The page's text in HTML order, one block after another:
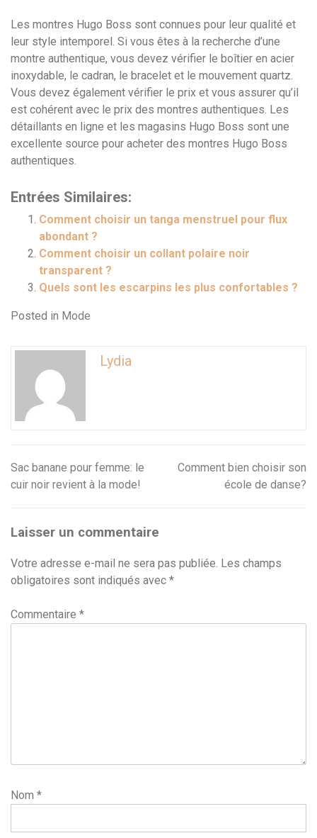
Les montres Hugo Boss sont connues pour leur qualité et
leur style intemporel. Si vous êtes à la recherche d’une
montre authentique, vous devez vérifier le boîtier en acier
inoxydable, le cadran, le bracelet et le mouvement quartz.
Vous devez également vérifier le prix et vous assurer qu’il
est cohérent avec le prix des montres authentiques. Les
détaillants en ligne et les magasins Hugo Boss sont une
excellente source pour acheter des montres Hugo Boss
authentiques.
Entrées Similaires:
Comment choisir un tanga menstruel pour flux
abondant ?
Comment choisir un collant polaire noir
transparent ?
Quels sont les escarpins les plus confortables ?
Posted in Mode
Lydia
Navigation
l’article
Sac banane pour femme: le
cuir noir revient à la mode!
Comment bien choisir son
école de danse?
Laisser un commentaire
Votre adresse e-mail ne sera pas publiée. Les champs
obligatoires sont indiqués avec *
Commentaire *
Nom *